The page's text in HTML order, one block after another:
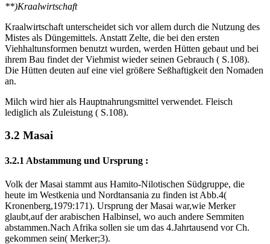
**)Kraalwirtschaft
Kraalwirtschaft unterscheidet sich vor allem durch die Nutzung des
Mistes als Düngemittels. Anstatt Zelte, die bei den ersten
Viehhaltunsformen benutzt wurden, werden Hütten gebaut und bei
ihrem Bau findet der Viehmist wieder seinen Gebrauch ( S.108).
Die Hütten deuten auf eine viel größere Seßhaftigkeit den Nomaden
an.
Milch wird hier als Hauptnahrungsmittel verwendet. Fleisch
lediglich als Zuleistung ( S.108).
3.2 Masai
3.2.1 Abstammung und Ursprung :
Volk der Masai stammt aus Hamito-Nilotischen Südgruppe, die
heute im Westkenia und Nordtansania zu finden ist Abb.4(
Kronenberg,1979:171). Ursprung der Masai war,wie Merker
glaubt,auf der arabischen Halbinsel, wo auch andere Semmiten
abstammen.Nach Afrika sollen sie um das 4.Jahrtausend vor Ch.
gekommen sein( Merker;3).